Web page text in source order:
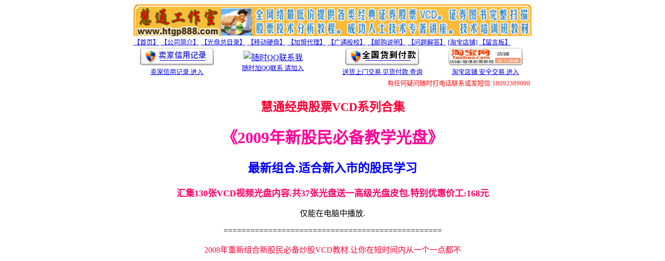
【首页】 【公司简介】 【光盘总目录】 【移动硬盘】 【加盟代理】 【广通股校】 【邮购说明】 【问题解答】 [淘宝店铺] 【留言板】
卖家信用记录.进入
随时加QQ联系 请加入
送货上门交易.见货付款.查询
淘宝店铺 安全交易.进入
有任何疑问随时打电话联系或发短信:18092389098
慧通经典股票VCD系列合集
《2009年新股民必备教学光盘》
最新组合.适合新入市的股民学习
汇集130张VCD视频光盘内容.共37张光盘送一高级光盘皮包.特别优惠价工:168元
仅能在电脑中播放.
=================================================
2008年重新组合新股民必备炒股VCD教材.让你在短时间内从一个一点都不